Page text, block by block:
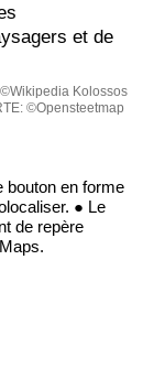
et de
©Wikipedia Kolossos
©Opensteetmap
bouton en forme
● Le
de repère